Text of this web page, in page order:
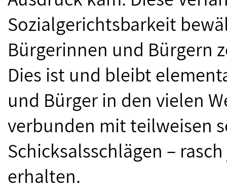
Sozialgerichtsbarkeit
Bürgerinnen und Bürgern
Dies ist und bleibt
und Bürger in den vielen
verbunden mit teilweisen
Schicksalsschlägen –
erhalten.